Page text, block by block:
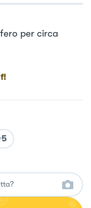
per circa
5